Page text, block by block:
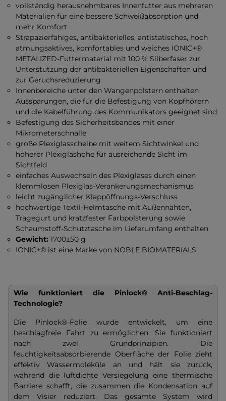
vollständig herausnehmbares Innenfutter aus mehreren
Materialien für eine bessere Schweißabsorption und
mehr Komfort
Strapazierfähiges, antibakterielles, antistatisches, hoch
atmungsaktives, komfortables und weiches IONIC+®
METALIZED-Futtermaterial mit 100 % Silberfaser zur
Unterstützung der antibakteriellen Eigenschaften und
zur Geruchsreduzierung
Innenbereiche unter den Wangenpolstern enthalten
Aussparungen, die für die Befestigung von Kopfhörern
und die Kabelführung des Kommunikators geeignet sind
Befestigung des Sicherheitsbandes mit einer
Mikrometerschnalle
große Plexiglasscheibe mit weitem Sichtwinkel und
höherer Plexiglashöhe für ausreichende Sicht im
Sichtfeld
einfaches Auswechseln des Plexiglases durch einen
klemmlosen Plexiglas-Verankerungsmechanismus
leicht zugänglicher Klappöffnungs-Verschluss
hochwertige Textil-Helmtasche mit Außennähten,
Tragegurt und kratzfester Farbpolsterung sowie
Schaumstoff-Schutztasche im Lieferumfang enthalten
Gewicht:1700±50 g
IONIC+® ist eine Marke von NOBLE BIOMATERIALS
Wie funktioniert die Pinlock® Anti-Beschlag-
Technologie?
Die Pinlock®-Folie wurde entwickelt, um eine
beschlagfreie Fahrt zu ermöglichen. Sie funktioniert
nach zwei Grundprinzipien. Die
feuchtigkeitsabsorbierende Oberfläche der Folie zieht
effektiv Wassermoleküle an und hält sie zurück,
während die luftdichte Versiegelung eine thermische
Barriere schafft, die zusammen die Kondensation auf
dem Visier reduziert. Das gesamte System wird